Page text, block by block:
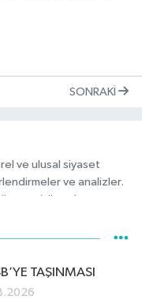
SONRAKI
ve ulusal siyaset
ve analizler.
ve sivil toplum
TAŞINMASI